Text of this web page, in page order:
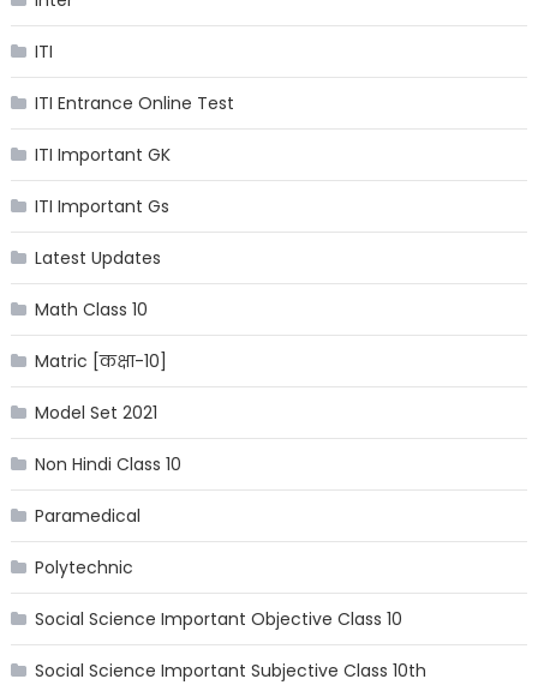
ITI
ITI Entrance Online Test
ITI Important GK
ITI Important Gs
Latest Updates
Math Class 10
Matric [कक्षा-10]
Model Set 2021
Non Hindi Class 10
Paramedical
Polytechnic
Social Science Important Objective Class 10
Social Science Important Subjective Class 10th